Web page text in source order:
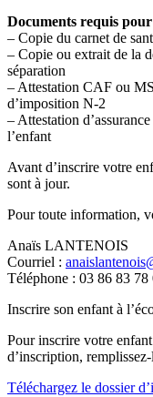
Documents requis
– Copie du carnet de
– Copie ou extrait de la
séparation
– Attestation CAF ou
d’imposition N-2
– Attestation
l’enfant
Avant d’inscrire votre
sont à jour.
Pour toute information,
Anaïs LANTENOIS
Courriel :
Téléphone : 03 86 83 78
Inscrire son enfant à
Pour inscrire votre
d’inscription,
Téléchargez le dossier